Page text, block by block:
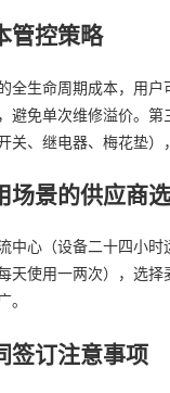
管控策略
全生命周期成本，用
避免单次维修溢价。
关、继电器、梅花垫
场景的供应商
中心（设备二十四小
天使用一两次），选
签订注意事项